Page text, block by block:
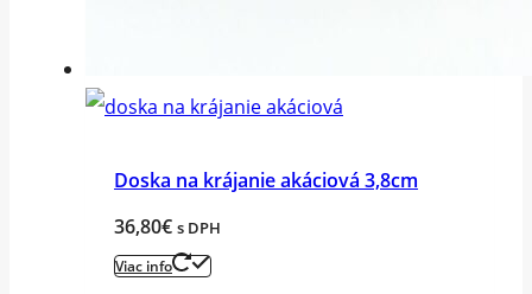
Doska na krájanie akáciová 3,8cm
36,80€ s DPH
Viac info